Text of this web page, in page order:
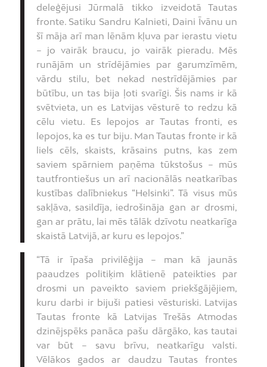
deleģējusi Jūrmalā tikko izveidotā Tautas
fronte. Satiku Sandru Kalnieti, Daini Īvānu un
šī māja arī man lēnām kļuva par ierastu vietu
– jo vairāk braucu, jo vairāk pieradu. Mēs
runājām un strīdējāmies par garumzīmēm,
vārdu stilu, bet nekad nestrīdējāmies par
būtību, un tas bija ļoti svarīgi. Šis nams ir kā
svētvieta, un es Latvijas vēsturē to redzu kā
cēlu vietu. Es lepojos ar Tautas fronti, es
lepojos, ka es tur biju. Man Tautas fronte ir kā
liels cēls, skaists, krāsains putns, kas zem
saviem spārniem paņēma tūkstošus – mūs
tautfrontiešus un arī nacionālās neatkarības
kustības dalībniekus “Helsinki”. Tā visus mūs
sakļāva, sasildīja, iedrošināja gan ar drosmi,
gan ar prātu, lai mēs tālāk dzīvotu neatkarīga
skaistā Latvijā, ar kuru es lepojos.”
“Tā ir īpaša privilēģija – man kā jaunās
paaudzes politiķim klātienē pateikties par
drosmi un paveikto saviem priekšgājējiem,
kuru darbi ir bijuši patiesi vēsturiski. Latvijas
Tautas fronte kā Latvijas Trešās Atmodas
dzinējspēks panāca pašu dārgāko, kas tautai
var būt – savu brīvu, neatkarīgu valsti.
Vēlākos gados ar daudzu Tautas frontes